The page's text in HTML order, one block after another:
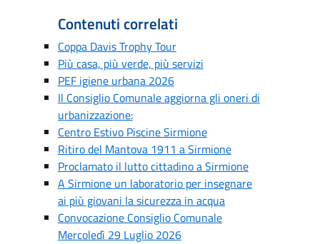
Contenuti correlati
Coppa Davis Trophy Tour
Più casa, più verde, più servizi
PEF igiene urbana 2026
Il Consiglio Comunale aggiorna gli oneri di
urbanizzazione:
Centro Estivo Piscine Sirmione
Ritiro del Mantova 1911 a Sirmione
Proclamato il lutto cittadino a Sirmione
A Sirmione un laboratorio per insegnare
ai più giovani la sicurezza in acqua
Convocazione Consiglio Comunale
Mercoledì 29 Luglio 2026